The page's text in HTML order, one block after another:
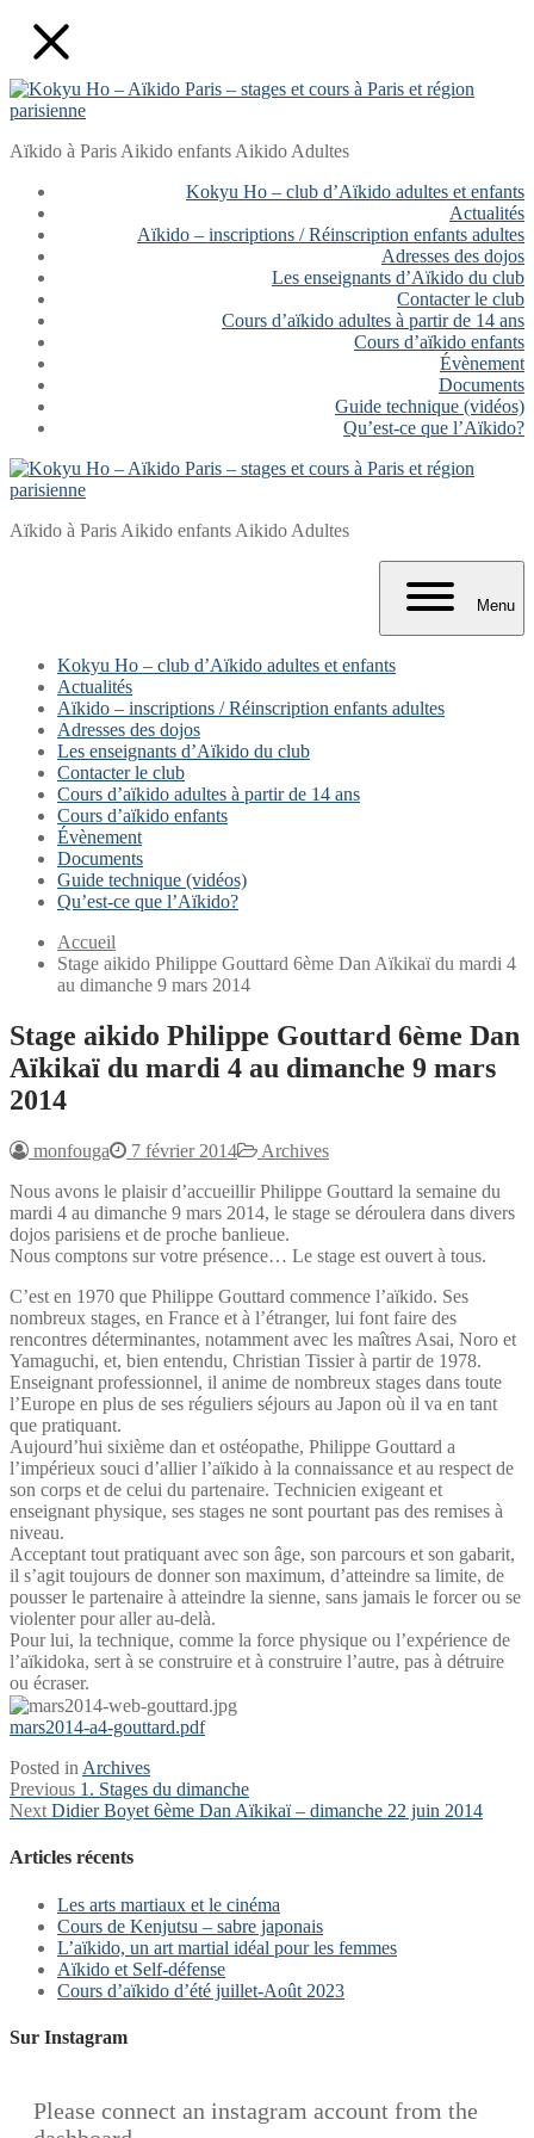
contenu
Menu
Aïkido à Paris Aikido enfants Aikido Adultes
Kokyu Ho – club d’Aïkido adultes et enfants
Actualités
Aïkido – inscriptions / Réinscription enfants adultes
Adresses des dojos
Les enseignants d’Aïkido du club
Contacter le club
Cours d’aïkido adultes à partir de 14 ans
Cours d’aïkido enfants
Évènement
Documents
Guide technique (vidéos)
Qu’est-ce que l’Aïkido?
Aïkido à Paris Aikido enfants Aikido Adultes
Menu
Kokyu Ho – club d’Aïkido adultes et enfants
Actualités
Aïkido – inscriptions / Réinscription enfants adultes
Adresses des dojos
Les enseignants d’Aïkido du club
Contacter le club
Cours d’aïkido adultes à partir de 14 ans
Cours d’aïkido enfants
Évènement
Documents
Guide technique (vidéos)
Qu’est-ce que l’Aïkido?
Accueil
Stage aikido Philippe Gouttard 6ème Dan Aïkikaï du mardi 4
au dimanche 9 mars 2014
Stage aikido Philippe Gouttard 6ème Dan
Aïkikaï du mardi 4 au dimanche 9 mars
2014
monfouga 7 février 2014
Archives
Nous avons le plaisir d’accueillir Philippe Gouttard la semaine du
mardi 4 au dimanche 9 mars 2014, le stage se déroulera dans divers
dojos parisiens et de proche banlieue.
Nous comptons sur votre présence… Le stage est ouvert à tous.
C’est en 1970 que Philippe Gouttard commence l’aïkido. Ses
nombreux stages, en France et à l’étranger, lui font faire des
rencontres déterminantes, notamment avec les maîtres Asai, Noro et
Yamaguchi, et, bien entendu, Christian Tissier à partir de 1978.
Enseignant professionnel, il anime de nombreux stages dans toute
l’Europe en plus de ses réguliers séjours au Japon où il va en tant
que pratiquant.
Aujourd’hui sixième dan et ostéopathe, Philippe Gouttard a
l’impérieux souci d’allier l’aïkido à la connaissance et au respect de
son corps et de celui du partenaire. Technicien exigeant et
enseignant physique, ses stages ne sont pourtant pas des remises à
niveau.
Acceptant tout pratiquant avec son âge, son parcours et son gabarit,
il s’agit toujours de donner son maximum, d’atteindre sa limite, de
pousser le partenaire à atteindre la sienne, sans jamais le forcer ou se
violenter pour aller au-delà.
Pour lui, la technique, comme la force physique ou l’expérience de
l’aïkidoka, sert à se construire et à construire l’autre, pas à détruire
ou écraser.
mars2014-a4-gouttard.pdf
Posted in Archives
Navigation
de
l’article
Previous Previous
post:
1. Stages du dimanche
Next Next
Didier Boyet 6ème Dan Aïkikaï – dimanche 22 juin 2014
Articles récents
Les arts martiaux et le cinéma
Cours de Kenjutsu – sabre japonais
L’aïkido, un art martial idéal pour les femmes
Aïkido et Self-défense
Cours d’aïkido d’été juillet-Août 2023
Sur Instagram
Please connect an instagram account from the